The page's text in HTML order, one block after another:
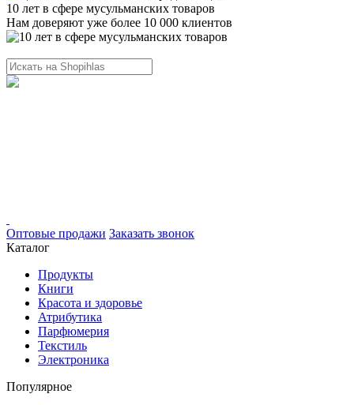
10 лет в сфере мусульманских товаров
Нам доверяют уже более 10 000 клиентов
Оптовые продажи Заказать звонок
Каталог
Продукты
Книги
Красота и здоровье
Атрибутика
Парфюмерия
Текстиль
Электроника
Популярное